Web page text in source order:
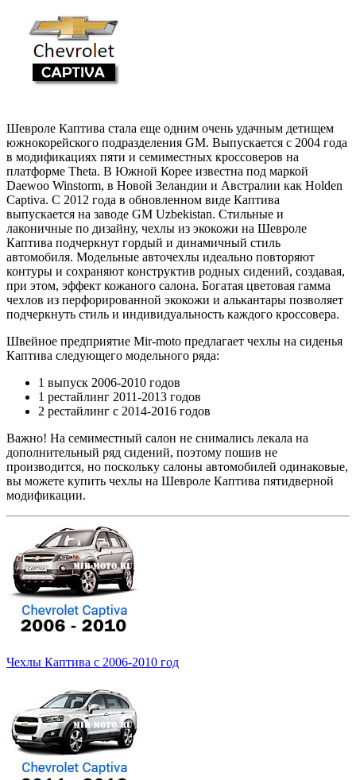
Шевроле Каптива стала еще одним очень удачным детищем
южнокорейского подразделения GM. Выпускается с 2004 года
в модификациях пяти и семиместных кроссоверов на
платформе Theta. В Южной Корее известна под маркой
Daewoo Winstorm, в Новой Зеландии и Австралии как Holden
Captiva. С 2012 года в обновленном виде Каптива
выпускается на заводе GM Uzbekistan. Стильные и
лаконичные по дизайну, чехлы из экокожи на Шевроле
Каптива подчеркнут гордый и динамичный стиль
автомобиля. Модельные авточехлы идеально повторяют
контуры и сохраняют конструктив родных сидений, создавая,
при этом, эффект кожаного салона. Богатая цветовая гамма
чехлов из перфорированной экокожи и алькантары позволяет
подчеркнуть стиль и индивидуальность каждого кроссовера.
Швейное предприятие Mir-moto предлагает чехлы на сиденья
Каптива следующего модельного ряда:
1 выпуск 2006-2010 годов
1 рестайлинг 2011-2013 годов
2 рестайлинг с 2014-2016 годов
Важно! На семиместный салон не снимались лекала на
дополнительный ряд сидений, поэтому пошив не
производится, но поскольку салоны автомобилей одинаковые,
вы можете купить чехлы на Шевроле Каптива пятидверной
модификации.
Чехлы Каптива с 2006-2010 год